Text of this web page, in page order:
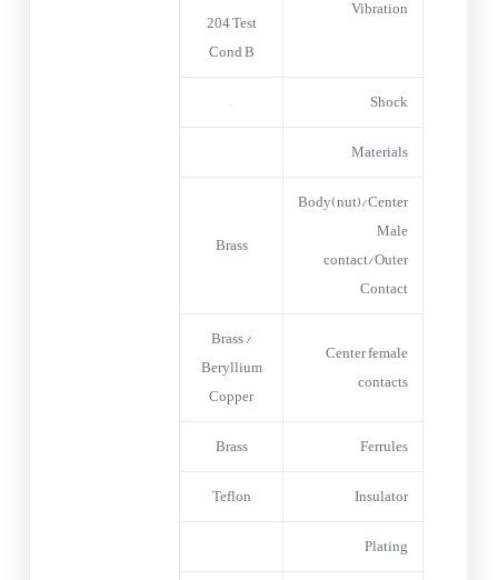
Vibration
204 Test
Cond B
Shock
–
Materials
Body(nut)/Center
Male
contact/Outer
Contact
Brass
Center female
contacts
Brass /
Beryllium
Copper
Ferrules
Brass
Insulator
Teflon
Plating